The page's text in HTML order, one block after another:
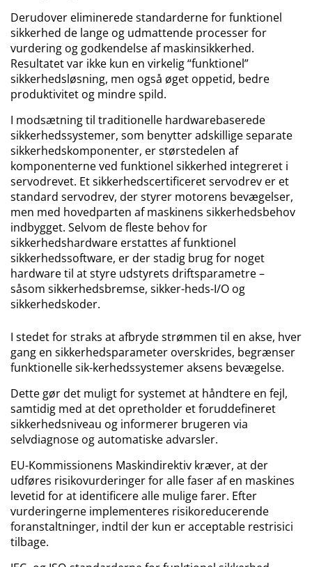
Derudover eliminerede standarderne for funktionel
sikkerhed de lange og udmattende processer for
vurdering og godkendelse af maskinsikkerhed.
Resultatet var ikke kun en virkelig “funktionel”
sikkerhedsløsning, men også øget oppetid, bedre
produktivitet og mindre spild.
I modsætning til traditionelle hardwarebaserede
sikkerhedssystemer, som benytter adskillige separate
sikkerhedskomponenter, er størstedelen af
komponenterne ved funktionel sikkerhed integreret i
servodrevet. Et sikkerhedscertificeret servodrev er et
standard servodrev, der styrer motorens bevægelser,
men med hovedparten af maskinens sikkerhedsbehov
indbygget. Selvom de fleste behov for
sikkerhedshardware erstattes af funktionel
sikkerhedssoftware, er der stadig brug for noget
hardware til at styre udstyrets driftsparametre –
såsom sikkerhedsbremse, sikker-heds-I/O og
sikkerhedskoder.
I stedet for straks at afbryde strømmen til en akse, hver
gang en sikkerhedsparameter overskrides, begrænser
funktionelle sik-kerhedssystemer aksens bevægelse.
Dette gør det muligt for systemet at håndtere en fejl,
samtidig med at det opretholder et foruddefineret
sikkerhedsniveau og informerer brugeren via
selvdiagnose og automatiske advarsler.
EU-Kommissionens Maskindirektiv kræver, at der
udføres risikovurderinger for alle faser af en maskines
levetid for at identificere alle mulige farer. Efter
vurderingerne implementeres risikoreducerende
foranstaltninger, indtil der kun er acceptable rest­risici
tilbage.